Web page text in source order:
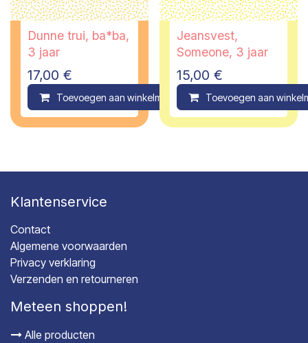
Dunne trui, ba*ba,
3 jaar
17,00 €
Toevoegen aan winkelmandje Compare
Jeansvest,
Someone, 3 jaar
15,00 €
Toevoegen aan
Klantenservice
Contact
Algemene voorwaarden
Privacy verklaring
Verzenden en retourneren
Meteen shoppen!
Alle producten